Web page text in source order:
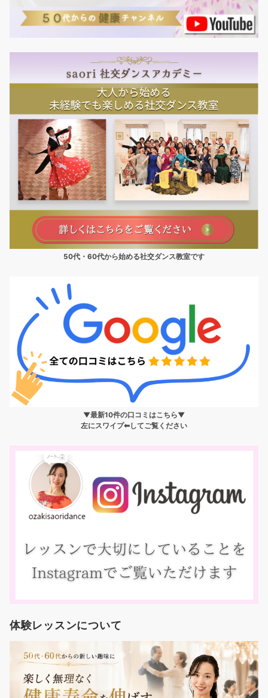
50代・60代から始める社交ダンス教室です
▼最新10件の口コミはこちら▼
左にスワイプ⬅︎してご覧ください
体験レッスンについて